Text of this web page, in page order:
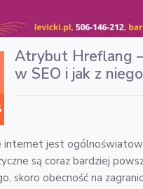
Atrybut Hreflang
w SEO i jak z
internet jest
są coraz bardziej
skoro obecność na